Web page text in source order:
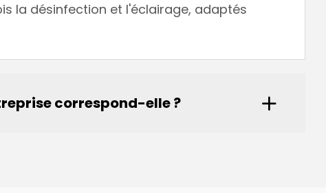
la désinfection et l'éclairage, adaptés
correspond-elle ?